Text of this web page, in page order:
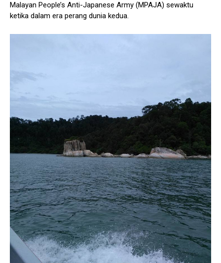
Malayan People’s Anti-Japanese Army (MPAJA) sewaktu
ketika dalam era perang dunia kedua.